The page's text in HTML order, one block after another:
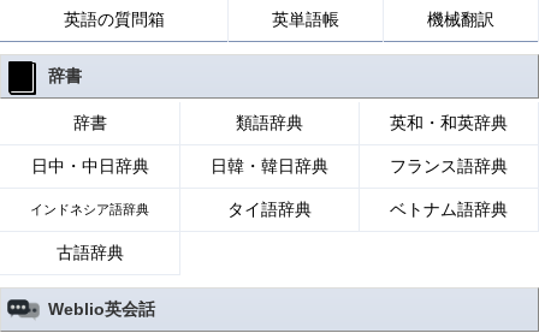
英語の質問箱 英単語帳 機械翻訳
辞書
辞書 類語辞典 英和・和英辞典
日中・中日辞典 日韓・韓日辞典 フランス語辞典
インドネシア語辞典 タイ語辞典 ベトナム語辞典
古語辞典
Weblio英会話